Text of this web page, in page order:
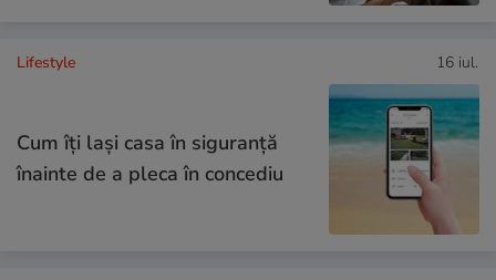
Lifestyle 16 iul.
Cum îţi laşi casa în siguranţă
înainte de a pleca în concediu